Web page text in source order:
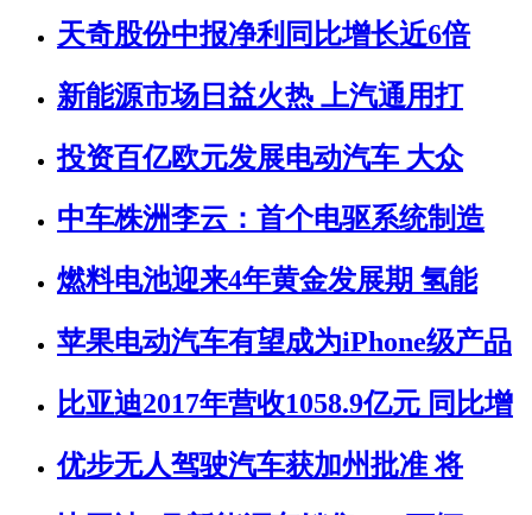
天奇股份中报净利同比增长近6倍
新能源市场日益火热 上汽通用打
投资百亿欧元发展电动汽车 大众
中车株洲李云：首个电驱系统制造
燃料电池迎来4年黄金发展期 氢能
苹果电动汽车有望成为iPhone级产品
比亚迪2017年营收1058.9亿元 同比增
优步无人驾驶汽车获加州批准 将